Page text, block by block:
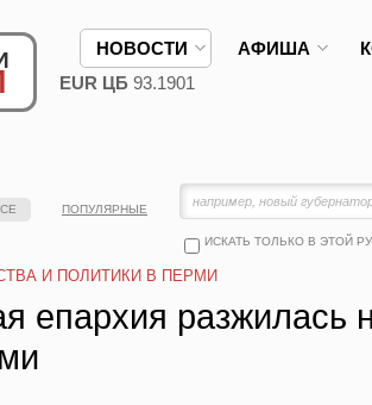
НОВОСТИ АФИША
EUR ЦБ 93.1901
ИСКАТЬ ТОЛЬКО В ЭТОЙ
ПОПУЛЯРНЫЕ
И ПОЛИТИКИ В ПЕРМИ
епархия разжилась